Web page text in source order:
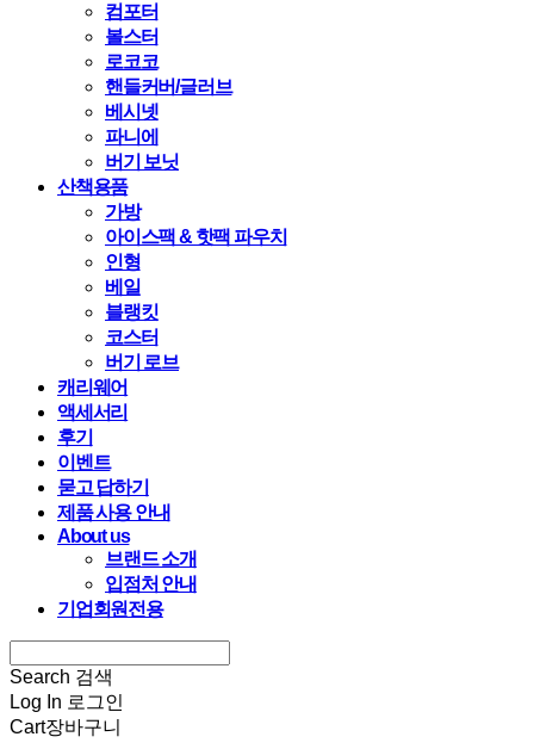
컴포터
볼스터
로코코
핸들커버/글러브
베시넷
파니에
버기 보닛
산책용품
가방
아이스팩 & 핫팩 파우치
인형
베일
블랭킷
코스터
버기 로브
캐리웨어
액세서리
후기
이벤트
묻고 답하기
제품 사용 안내
About us
브랜드 소개
입점처 안내
기업회원전용
Search 검색
Log In 로그인
Cart장바구니